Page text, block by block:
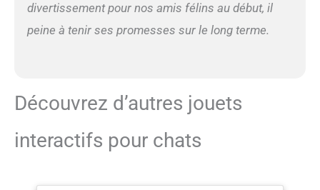
divertissement pour nos amis félins au début, il
peine à tenir ses promesses sur le long terme.
Découvrez d’autres jouets
interactifs pour chats